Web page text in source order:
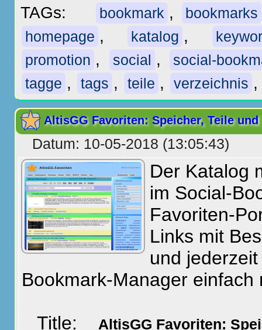
TAGs: bookmark ,
bookmarks
homepage , katalog ,
promotion , social ,
social-
tagge , tags , teile , verzeichnis ,
AltisGG Favoriten: Speicher, Teile und
Datum: 10-05-2018 (13:05:43)
Der Katalog
im Social-
Favoriten-
Links mit
und
Bookmark-Manager einfach
Title:
AltisGG Favoriten: